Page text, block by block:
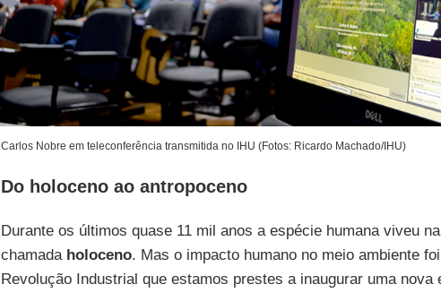
Carlos Nobre em teleconferência transmitida no IHU (Fotos: Ricardo Machado/IHU)
Do holoceno ao antropoceno
Durante os últimos quase 11 mil anos a espécie humana viveu
chamada holoceno. Mas o impacto humano no meio ambiente
Revolução Industrial que estamos prestes a inaugurar uma nova